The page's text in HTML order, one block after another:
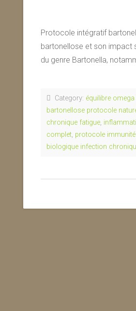
Protocole intégratif
bartonellose et son impact
du genre Bartonella,
Category: équilibre
bartonellose protocole
chronique fatigue,
complet, protocole
biologique infection